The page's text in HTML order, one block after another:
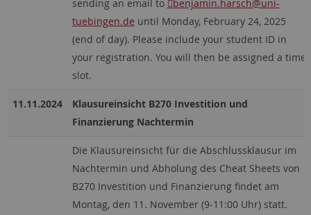
sending an email to
benjamin.harsch@uni-
tuebingen.de until Monday, February 24, 2025
(end of day). Please include your student ID in
your registration. You will then be assigned a time
slot.
11.11.2024
Klausureinsicht B270 Investition und
Finanzierung Nachtermin
Die Klausureinsicht für die Abschlussklausur im
Nachtermin und Abholung des Cheat Sheets von
B270 Investition und Finanzierung findet am
Montag, den 11. November (9-11:00 Uhr) statt.